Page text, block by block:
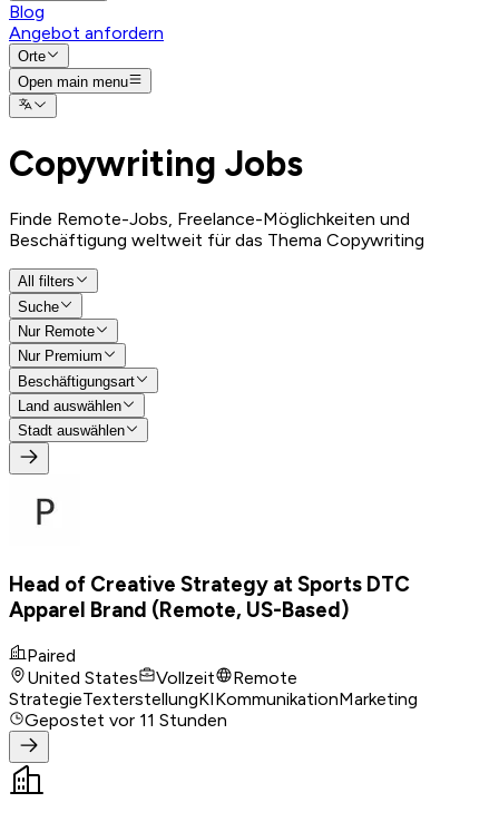
Blog
Angebot anfordern
Orte
Open main menu
Copywriting Jobs
Finde Remote-Jobs, Freelance-Möglichkeiten und
Beschäftigung weltweit für das Thema Copywriting
All filters
Suche
Nur Remote
Nur Premium
Beschäftigungsart
Land auswählen
Stadt auswählen
Head of Creative Strategy at Sports DTC
Apparel Brand (Remote, US-Based)
Paired
United States
Vollzeit
Remote
StrategieTexterstellungKIKommunikationMarketing
Gepostet vor 11 Stunden